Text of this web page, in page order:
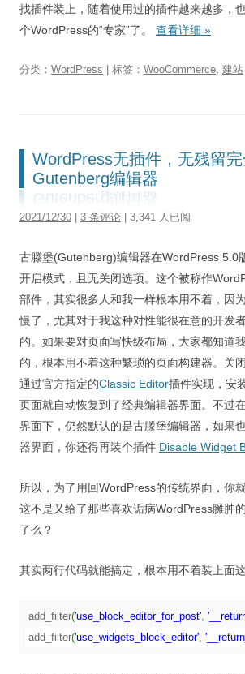
找插件装上，随着使用过的插件越来越多，
个WordPress的“专家”了。 查看详细 »
分类： WordPress | 标签： WooCommerce, 建站
WordPress无插件，无残留
Gutenberg编辑器
2021/12/30 3 条评论 | 3,341 人已阅
古滕堡(Gutenberg)编辑器在WordPress 5.0
开启模式，且无关闭选项。这个被称作
部件，其实很多人和我一样根本用不着，因
慢了，尤其对于我这种对性能很在意的开发
的。如果要对页面写快级布局，大家都知道
的，根本用不着这种繁琐的页面构建器。关
通过官方指定的Classic Editor插件实现，安
页面就自动恢复到了经典编辑器界面。不过
界面下，仍然默认的是古滕堡编辑器，如果
器界面，你还得再装个插件 Disable Widget
所以，为了用回WordPress的传统界面，你
这不是又给了那些喜欢诟病WordPress臃肿
了么？
其实两行代码就能搞定，根本用不着装上面
add_filter('use_block_editor_for_post',
add_filter('use_widgets_block_editor',